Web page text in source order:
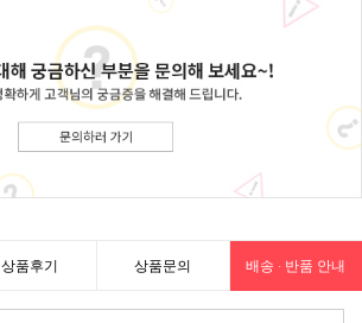
상품후기 상품문의 배송 · 반품 안내